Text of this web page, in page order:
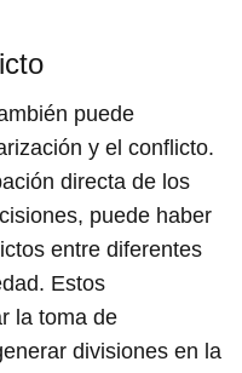
puede
y el conflicto.
directa de los
puede haber
entre diferentes
Estos
la toma de
divisiones en la